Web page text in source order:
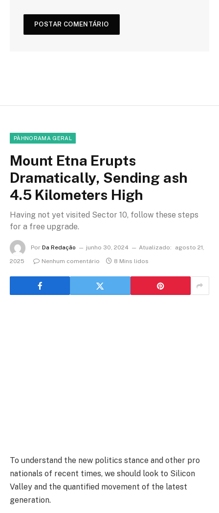
PÀHNORAMA GERAL
Mount Etna Erupts
Dramatically, Sending ash
4.5 Kilometers High
Having not yet visited Sector 10, follow these steps
for a free upgrade.
Por Da Redação junho 30, 2024 Atualizado:
agosto 21,
2025
Nenhum comentário 8 Mins lidos
To understand the new politics stance and other pro
nationals of recent times, we should look to Silicon
Valley and the quantified movement of the latest
generation.